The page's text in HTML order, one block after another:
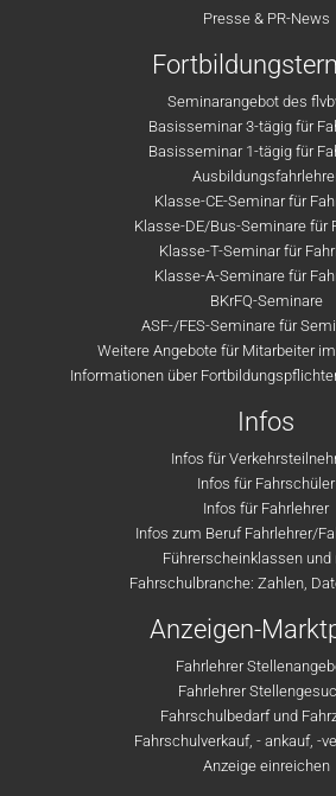
Presse & PR-News
Seminarangebot des
Basisseminar 3-tägig für
Basisseminar 1-tägig für
Klasse-CE-Seminar für
Klasse-DE/Bus-Seminare für
Klasse-T-Seminar für
Klasse-A-Seminare für
BKrFQ-Seminare
ASF-/FES-Seminare für
Weitere Angebote für Mitarbeiter
Informationen über
Infos
Infos für
Infos für Fahrschüler
Infos für Fahrlehrer
Infos zum Beruf Fahrlehrer/
Führerscheinklassen und
Fahrschulbranche: Zahlen,
Anzeigen-
Fahrlehrer
Fahrlehrer
Fahrschulbedarf und
Fahrschulverkauf, - ankauf, -
Anzeige einreichen